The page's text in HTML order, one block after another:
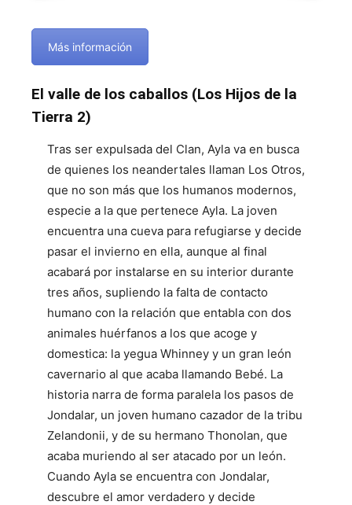
Más información
El valle de los caballos (Los Hijos de la
Tierra 2)
Tras ser expulsada del Clan, Ayla va en busca
de quienes los neandertales llaman Los Otros,
que no son más que los humanos modernos,
especie a la que pertenece Ayla. La joven
encuentra una cueva para refugiarse y decide
pasar el invierno en ella, aunque al final
acabará por instalarse en su interior durante
tres años, supliendo la falta de contacto
humano con la relación que entabla con dos
animales huérfanos a los que acoge y
domestica: la yegua Whinney y un gran león
cavernario al que acaba llamando Bebé. La
historia narra de forma paralela los pasos de
Jondalar, un joven humano cazador de la tribu
Zelandonii, y de su hermano Thonolan, que
acaba muriendo al ser atacado por un león.
Cuando Ayla se encuentra con Jondalar,
descubre el amor verdadero y decide